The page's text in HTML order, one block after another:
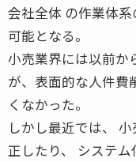
会社全体 の作業体
可能となる。
小売業界には以前か
が、表面的な人件費
くなかった。
しかし最近では、
正したり、 システ